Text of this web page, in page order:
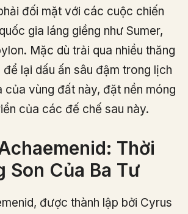
đối mặt với các cuộc chiến
gia láng giềng như Sumer,
Mặc dù trải qua nhiều thăng
lại dấu ấn sâu đậm trong lịch
của vùng đất này, đặt nền móng
của các đế chế sau này.
Thời
Son Của Ba Tư
được thành lập bởi Cyrus